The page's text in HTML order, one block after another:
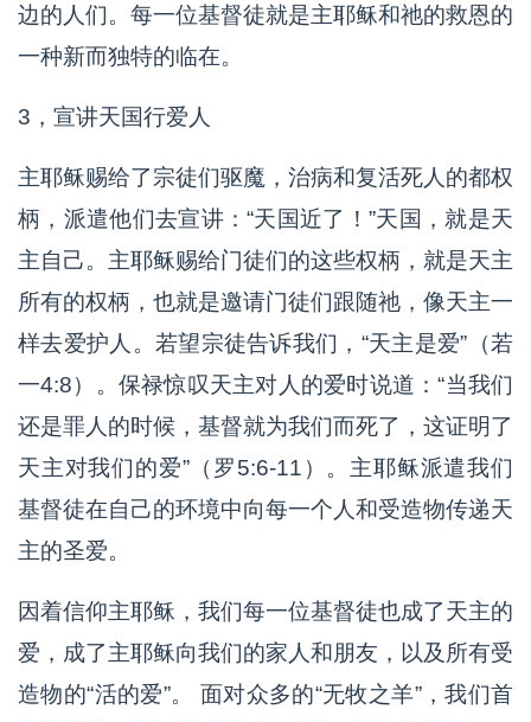
边的人们。每一位基督徒就是主耶稣和祂的救恩的
一种新而独特的临在。
3，宣讲天国行爱人
主耶稣赐给了宗徒们驱魔，治病和复活死人的都权
柄，派遣他们去宣讲：“天国近了！”天国，就是天
主自己。主耶稣赐给门徒们的这些权柄，就是天主
所有的权柄，也就是邀请门徒们跟随祂，像天主一
样去爱护人。若望宗徒告诉我们，“天主是爱”（若
一4:8）。保禄惊叹天主对人的爱时说道：“当我们
还是罪人的时候，基督就为我们而死了，这证明了
天主对我们的爱”（罗5:6-11）。主耶稣派遣我们
基督徒在自己的环境中向每一个人和受造物传递天
主的圣爱。
因着信仰主耶稣，我们每一位基督徒也成了天主的
爱，成了主耶稣向我们的家人和朋友，以及所有受
造物的“活的爱”。 面对众多的“无牧之羊”，我们首